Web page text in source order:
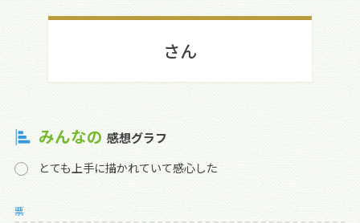
さん
みんなの 感想グラフ
とても上手に描かれていて感心した
票